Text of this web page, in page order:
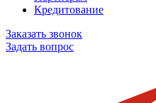
Кредитование
Заказать звонок
Задать вопрос